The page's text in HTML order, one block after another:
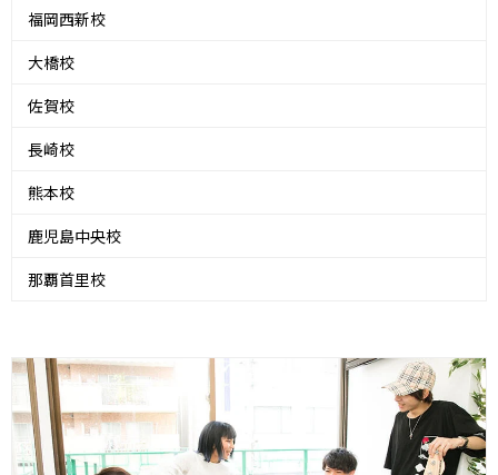
福岡西新校
大橋校
佐賀校
長崎校
熊本校
鹿児島中央校
那覇首里校